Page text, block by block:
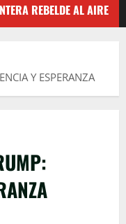
REBELDE AL AIRE
Y ESPERANZA